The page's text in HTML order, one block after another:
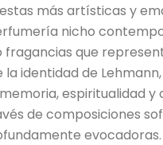
más artísticas y
nicho
fragancias que
la identidad de
espiritualidad y
de composiciones
evocadoras.